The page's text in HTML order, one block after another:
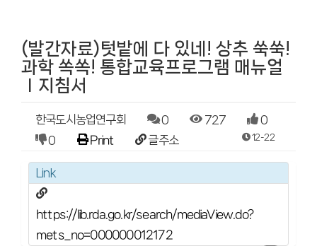
(발간자료)텃밭에 다 있네! 상추 쑥쑥!
과학 쏙쏙! 통합교육프로그램 매뉴얼
Ⅰ지침서
한국도시농업연구회 0 727
0
0
Print 글주소 12-22
Link
https://lib.rda.go.kr/search/mediaView.do?
mets_no=000000012172